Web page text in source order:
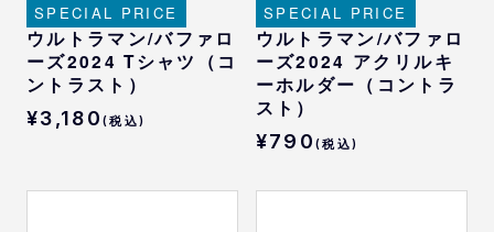
SPECIAL PRICE
ウルトラマン/バファロ
ーズ2024 Tシャツ（コ
ントラスト）
¥3,180 (税込)
SPECIAL PRICE
ウルトラマン/バファロ
ーズ2024 アクリルキ
ーホルダー（コントラ
スト）
¥790(税込)